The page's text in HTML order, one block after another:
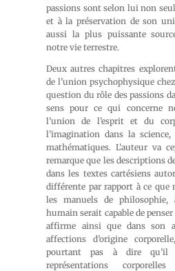
passions sont selon lui non
et à la préservation de son
aussi la plus puissante
notre vie terrestre.
Deux autres chapitres
de l’union psychophysique
question du rôle des passions
sens pour ce qui concerne
l’union de l’esprit et du
l’imagination dans la
mathématiques. L’auteur va
remarque que les descriptions
dans les textes cartésiens
différente par rapport à ce que
les manuels de philosophie,
humain serait capable de
affirme ainsi que dans son
affections d’origine
pourtant pas à dire
représentations